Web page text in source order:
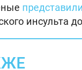
представили
инсульта